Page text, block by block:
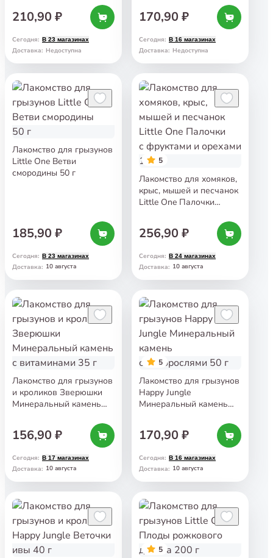
210,90 ₽
Сегодня: В 23 магазинах
Доставка: Недоступна
170,90 ₽
Сегодня: В 16 магазинах
Доставка: Недоступна
Лакомство для грызунов
Little One Ветви
смородины 50 г
185,90 ₽
Сегодня: В 23 магазинах
Доставка: 10 августа
5
Лакомство для хомяков,
крыс, мышей и песчанок
Little One Палочки
256,90 ₽
Сегодня: В 24 магазинах
Доставка: 10 августа
Лакомство для грызунов
и кроликов Зверюшки
Минеральный камень
156,90 ₽
Сегодня: В 17 магазинах
Доставка: 10 августа
5
Лакомство для грызунов
Happy Jungle
Минеральный камень
170,90 ₽
Сегодня: В 16 магазинах
Доставка: 10 августа
5